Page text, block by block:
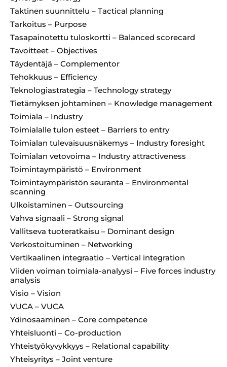
Taktinen suunnittelu – Tactical planning
Tarkoitus – Purpose
Tasapainotettu tuloskortti – Balanced scorecard
Tavoitteet – Objectives
Täydentäjä – Complementor
Tehokkuus – Efficiency
Teknologiastrategia – Technology strategy
Tietämyksen johtaminen – Knowledge management
Toimiala – Industry
Toimialalle tulon esteet – Barriers to entry
Toimialan tulevaisuusnäkemys – Industry foresight
Toimialan vetovoima – Industry attractiveness
Toimintaympäristö – Environment
Toimintaympäristön seuranta – Environmental
scanning
Ulkoistaminen – Outsourcing
Vahva signaali – Strong signal
Vallitseva tuoteratkaisu – Dominant design
Verkostoituminen – Networking
Vertikaalinen integraatio – Vertical integration
Viiden voiman toimiala-analyysi – Five forces industry
analysis
Visio – Vision
VUCA – VUCA
Ydinosaaminen – Core competence
Yhteisluonti – Co-production
Yhteistyökyvykkyys – Relational capability
Yhteisyritys – Joint venture